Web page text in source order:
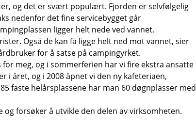
og det er svært populært. Fjorden er selvfølgelig
nedenfor det fine servicebygget går
ligger helt nede ved vannet.
Også de kan få ligge helt ned mot vannet, sier
for å satse på campingyrket.
meg, og i sommerferien har vi fire ekstra ansatte
i året, og i 2008 åpnet vi den ny kafeteriaen,
faste helårsplassene har man 60 døgnplasser med
og forsøker å utvikle den delen av virksomheten.